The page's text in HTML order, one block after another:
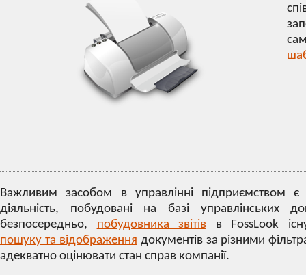
Важливим засобом в управлінні підприємством є
діяльність, побудовані на базі управлінських
безпосередньо, побудовника звітів в FossLook
пошуку та відображення документів за різними
адекватно оцінювати стан справ компанії.